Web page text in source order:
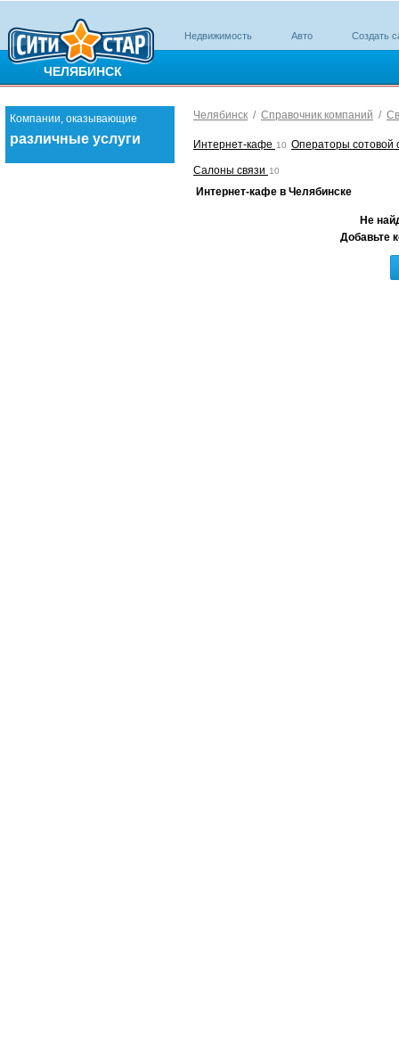
ЧЕЛЯБИНСК
Недвижимость Авто Создать
Компании, оказывающие
различные услуги
Челябинск / Справочник компаний /
Интернет-кафе 10 Операторы сотовой
Салоны связи 10
Интернет-кафе в Челябинске
Не
Добавьте